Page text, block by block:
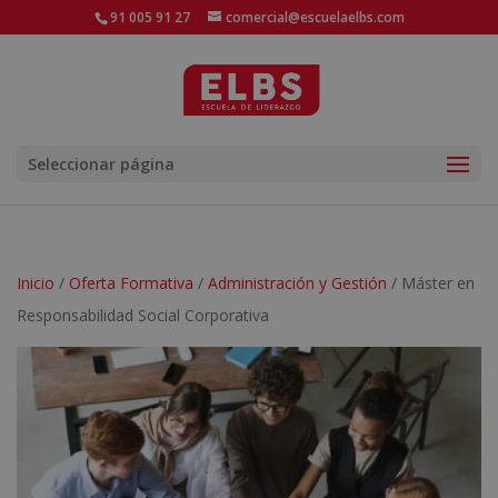
91 005 91 27 comercial@escuelaelbs.com
Seleccionar página
Inicio / Oferta Formativa / Administración y Gestión / Máster en
Responsabilidad Social Corporativa